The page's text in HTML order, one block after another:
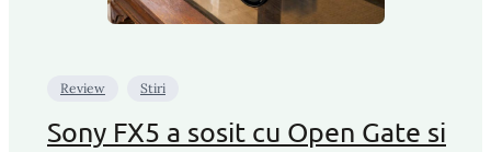
Review Stiri
Sony FX5 a sosit cu Open Gate si